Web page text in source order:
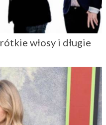
włosy i długie